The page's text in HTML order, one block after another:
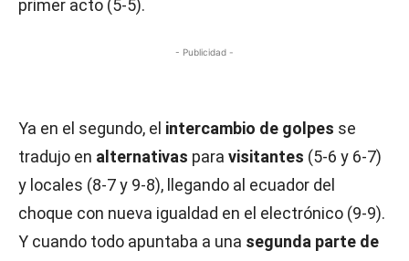
primer acto (5-5).
- Publicidad -
Ya en el segundo, el intercambio de golpes se
tradujo en alternativas para visitantes (5-6 y 6-7)
y locales (8-7 y 9-8), llegando al ecuador del
choque con nueva igualdad en el electrónico (9-9).
Y cuando todo apuntaba a una segunda parte de